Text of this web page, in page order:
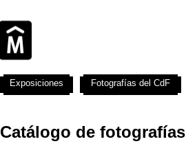
Catálogo de fotografías
Exposiciones Fotografías del CdF